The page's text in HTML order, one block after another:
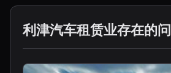
利津汽车租赁业存在的